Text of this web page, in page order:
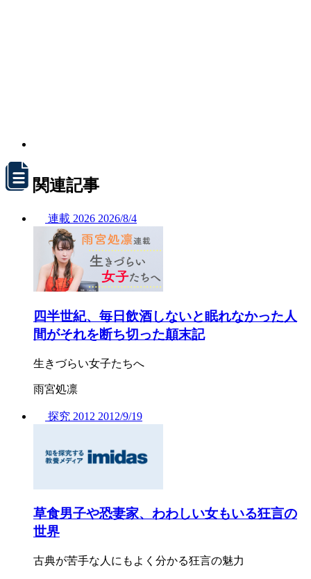
関連記事
連載 2026 2026/8/4
四半世紀、毎日飲酒しないと眠れなかった人
間がそれを断ち切った顛末記
生きづらい女子たちへ
雨宮処凛
探究 2012 2012/9/19
草食男子や恐妻家、わわしい女もいる狂言の
世界
古典が苦手な人にもよく分かる狂言の魅力